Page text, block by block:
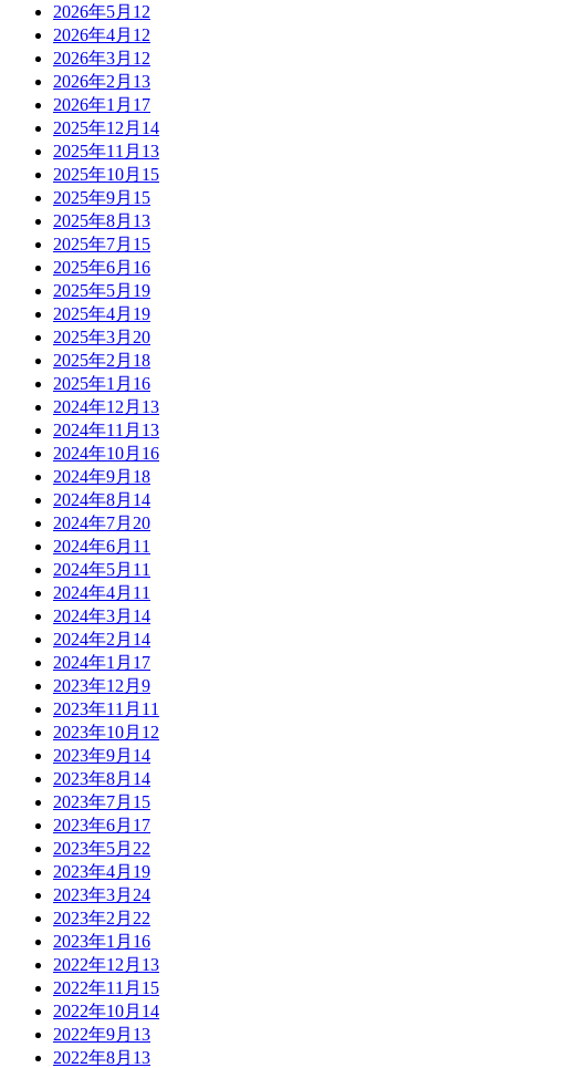
2026年5月 12
2026年4月 12
2026年3月 12
2026年2月 13
2026年1月 17
2025年12月 14
2025年11月 13
2025年10月 15
2025年9月 15
2025年8月 13
2025年7月 15
2025年6月 16
2025年5月 19
2025年4月 19
2025年3月 20
2025年2月 18
2025年1月 16
2024年12月 13
2024年11月 13
2024年10月 16
2024年9月 18
2024年8月 14
2024年7月 20
2024年6月 11
2024年5月 11
2024年4月 11
2024年3月 14
2024年2月 14
2024年1月 17
2023年12月 9
2023年11月 11
2023年10月 12
2023年9月 14
2023年8月 14
2023年7月 15
2023年6月 17
2023年5月 22
2023年4月 19
2023年3月 24
2023年2月 22
2023年1月 16
2022年12月 13
2022年11月 15
2022年10月 14
2022年9月 13
2022年8月 13